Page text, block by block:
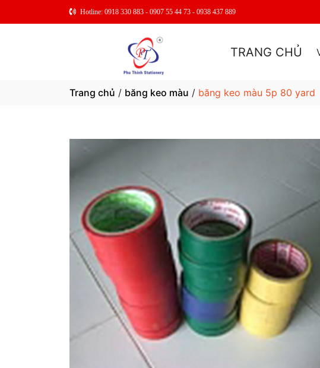
Hotline: 0918 330 883 - 0907 55 44 73 - 0938 437 889
TRANG CHỦ
Trang chủ / băng keo màu / băng keo màu 5p 80 yard